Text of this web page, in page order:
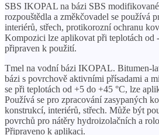
SBS IKOPAL na bázi SBS
rozpouštědla a změkčovadel se používá
interiérů, střech, protikorozní ochranu
Kompozici lze aplikovat při teplotách od
připraven k použití.
Tmel na vodní bázi IKOPAL. Bitumen-
bázi s povrchově aktivními přísadami a
se při teplotách od +5 do +45 °C, lze
Používá se pro zpracování zasypaných
konstrukcí, interiérů, střech. Může být
povrchů pro nátěry hydroizolačních a
Připraveno k aplikaci.